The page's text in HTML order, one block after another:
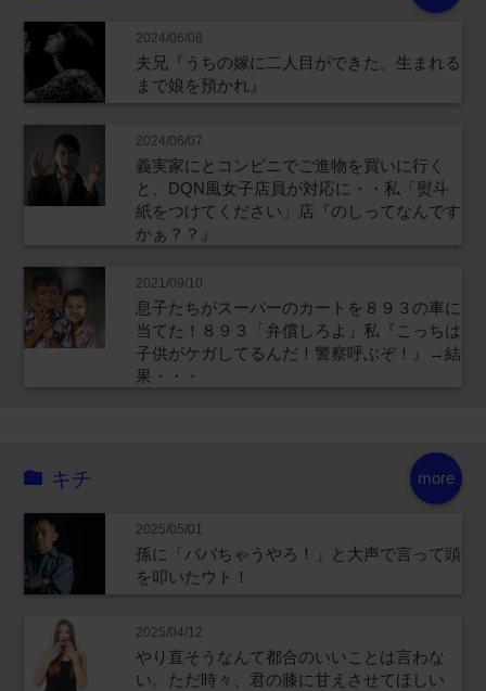
2024/06/08
夫兄『うちの嫁に二人目ができた。生まれる
まで娘を預かれ』
2024/06/07
義実家にとコンビニでご進物を買いに行く
と、DQN風女子店員が対応に・・私「熨斗
紙をつけてください」店『のしってなんです
かぁ？？』
2021/09/10
息子たちがスーパーのカートを８９３の車に
当てた！８９３「弁償しろよ」私『こっちは
子供がケガしてるんだ！警察呼ぶぞ！』→結
果・・・
more
キチ
2025/05/01
孫に「ババちゃうやろ！」と大声で言って頭
を叩いたウト！
2025/04/12
やり直そうなんて都合のいいことは言わな
い。ただ時々、君の膝に甘えさせてほしい